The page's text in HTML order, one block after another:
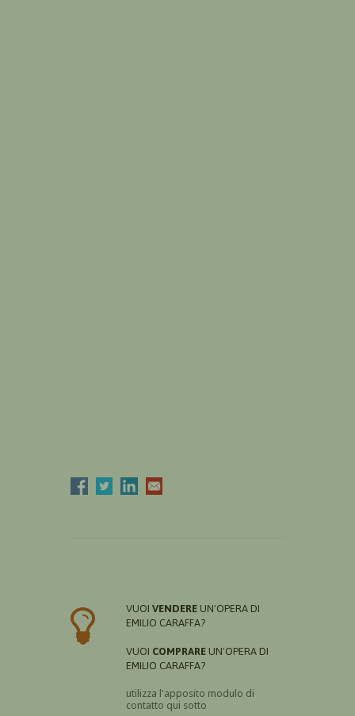
VUOI VENDERE UN'OPERA DI
EMILIO CARAFFA?
VUOI COMPRARE UN'OPERA DI
EMILIO CARAFFA?
utilizza l'apposito modulo di
contatto qui sotto